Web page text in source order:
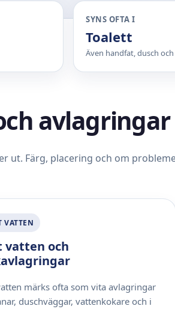
SYNS OFTA I
Toalett
Även handfat, dusch
avlagringar
ut. Färg, placering och om
VATTEN
vatten och
märks ofta som vita avlagringar
duschväggar, vattenkokare och i